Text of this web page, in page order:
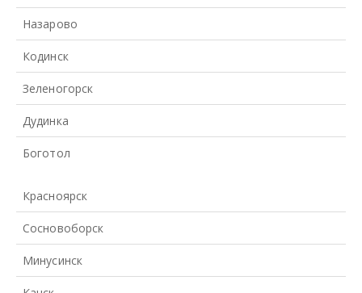
Назарово
Кодинск
Зеленогорск
Дудинка
Боготол
Красноярск
Сосновоборск
Минусинск